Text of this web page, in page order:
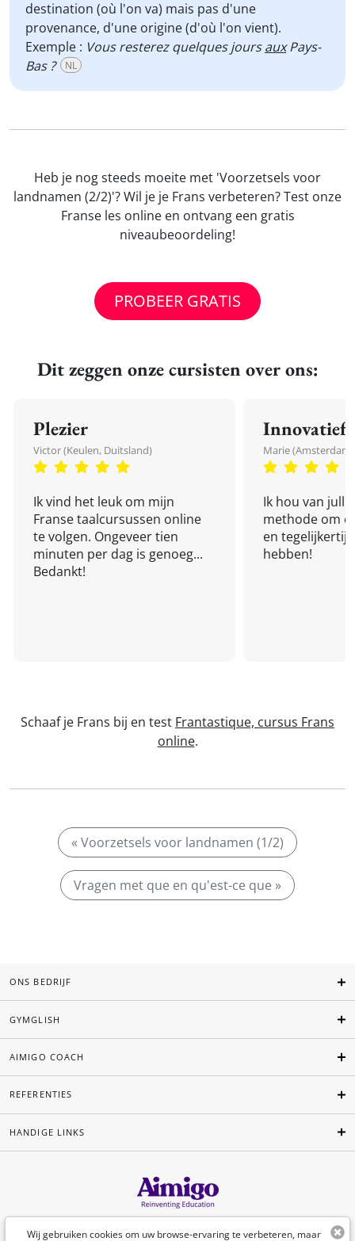
destination (où l'on va) mais pas d'une
provenance, d'une origine (d'où l'on vient).
Exemple : Vous resterez quelques joursauxPays-
Bas ?
NL
Heb je nog steeds moeite met 'Voorzetsels voor
landnamen (2/2)'? Wil je je Frans verbeteren? Test onze
Franse les online en ontvang een gratis
niveaubeoordeling!
PROBEER GRATIS
Dit zeggen onze cursisten over ons:
Plezier
Victor (Keulen, Duitsland)
Ik vind het leuk om mijn
Franse taalcursussen online
te volgen. Ongeveer tien
minuten per dag is genoeg...
Bedankt!
Innovatief
Marie
Ik hou van
methode om
en
hebben!
Schaaf je Frans bij en test Frantastique, cursus Frans
online.
« Voorzetsels voor landnamen (1/2)
Vragen met que en qu'est-ce que »
Wij gebruiken cookies om uw browse-ervaring te verbeteren, maar
ONS BEDRIJF
GYMGLISH
AIMIGO COACH
REFERENTIES
HANDIGE LINKS
Nederlands